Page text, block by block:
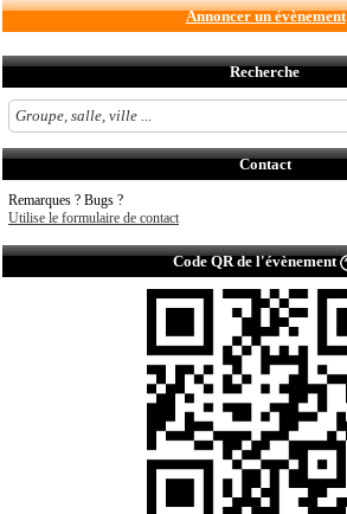
Annoncer un évènement
Recherche
Contact
Remarques ? Bugs ?
Utilise le formulaire de contact
Code QR de l'évènement